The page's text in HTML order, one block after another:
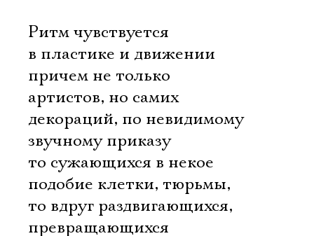
Ритм чувствуется
в пластике и движении
причем не только
артистов, но самих
декораций, по невидимому
звучному приказу
то сужающихся в некое
подобие клетки, тюрьмы,
то вдруг раздвигающихся,
превращающихся